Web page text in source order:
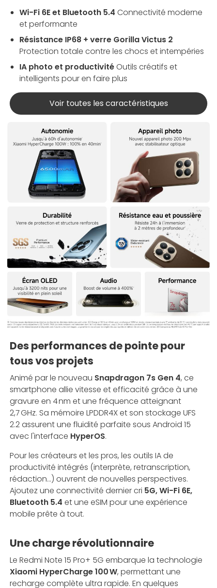
Wi-Fi 6E et Bluetooth 5.4 Connectivité moderne
et performante
Résistance IP68 + verre Gorilla Victus 2
Protection totale contre les chocs et intempéries
IA photo et productivitéOutils créatifs et
intelligents pour en faire plus
Voir toutes les caractéristiques
Des performances de pointe pour
tous vos projets
Animé par le nouveau Snapdragon 7s Gen 4, ce
smartphone allie vitesse et efficacité grâce à une
gravure en 4 nm et une fréquence atteignant
2,7 GHz. Sa mémoire LPDDR4X et son stockage UFS
2.2 assurent une fluidité parfaite sous Android 15
avec l'interface HyperOS.
Pour les créateurs et les pros, les outils IA de
productivité intégrés (interprète, retranscription,
rédaction...) ouvrent de nouvelles perspectives.
Ajoutez une connectivité dernier cri 5G, Wi-Fi 6E,
Bluetooth 5.4 et une eSIM pour une expérience
mobile prête à tout.
Une charge révolutionnaire
Le Redmi Note 15 Pro+ 5G embarque la technologie
Xiaomi HyperCharge 100 W, permettant une
recharge complète ultra rapide. En quelques